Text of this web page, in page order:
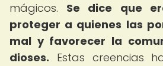
mágicos. Se dice que
proteger a quienes las
mal y favorecer la
dioses. Estas creencias